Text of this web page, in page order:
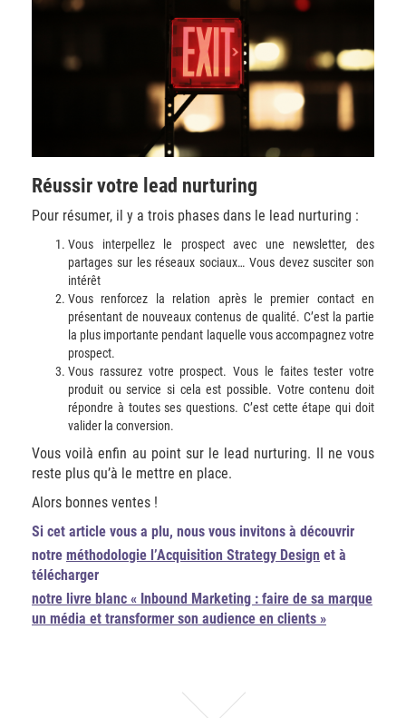
Réussir votre lead nurturing
Pour résumer, il y a trois phases dans le lead nurturing :
Vous interpellez le prospect avec une newsletter, des
partages sur les réseaux sociaux… Vous devez susciter son
intérêt
Vous renforcez la relation après le premier contact en
présentant de nouveaux contenus de qualité. C’est la partie
la plus importante pendant laquelle vous accompagnez votre
prospect.
Vous rassurez votre prospect. Vous le faites tester votre
produit ou service si cela est possible. Votre contenu doit
répondre à toutes ses questions. C’est cette étape qui doit
valider la conversion.
Vous voilà enfin au point sur le lead nurturing. II ne vous
reste plus qu’à le mettre en place.
Alors bonnes ventes !
Si cet article vous a plu, nous vous invitons à découvrir
notre méthodologie l’Acquisition Strategy Design et à
télécharger
notre livre blanc « Inbound Marketing : faire de sa marque
un média et transformer son audience en clients »